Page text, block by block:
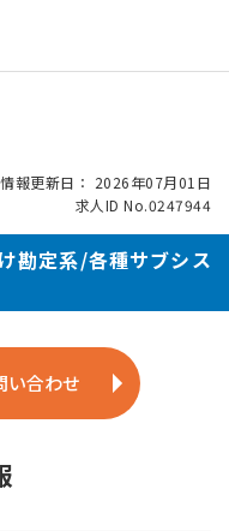
情報更新日： 2026年07月01日
求人ID No.0247944
勘定系/各種サブシス
い合わせ